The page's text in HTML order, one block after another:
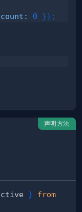
count : 0 }) ;
声明方法
}
from